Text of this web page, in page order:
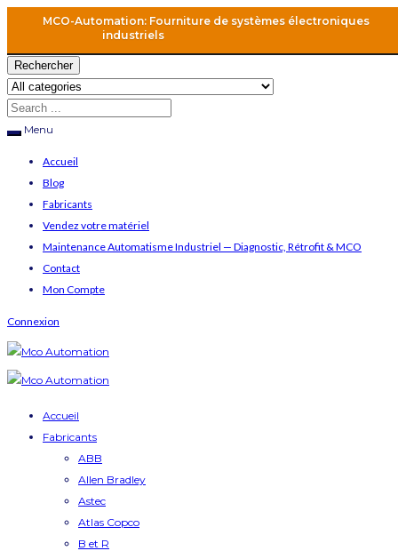
MCO-Automation: Fourniture de systèmes électroniques
industriels
Rechercher
Menu
Accueil
Blog
Fabricants
Vendez votre matériel
Maintenance Automatisme Industriel — Diagnostic, Rétrofit & MCO
Contact
Mon Compte
Connexion
Accueil
Fabricants
ABB
Allen Bradley
Astec
Atlas Copco
B et R